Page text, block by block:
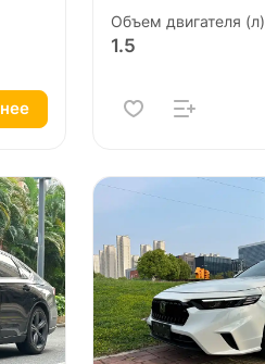
Объем двигателя (л)
1.5